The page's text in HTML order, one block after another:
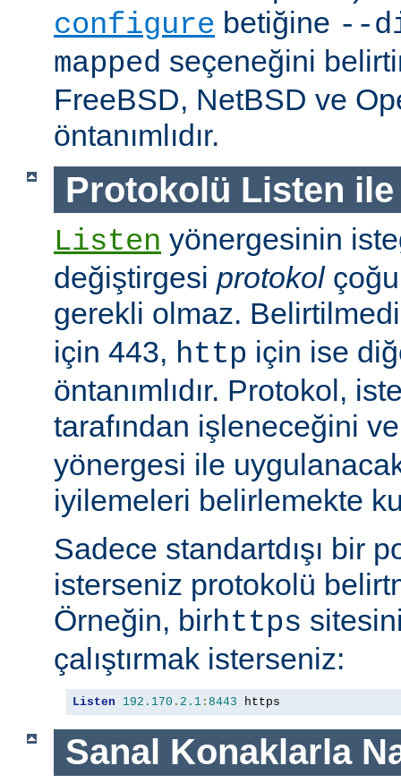
configure betiğine --
mapped seçeneğini
FreeBSD, NetBSD ve
öntanımlıdır.
Protokolü Listen
Listen yönergesinin
değiştirgesi protokolçoğu
gerekli olmaz.
için 443, http için ise
öntanımlıdır. Protokol,
tarafından işleneceğini
yönergesi ile
iyilemeleri belirlemekte
Sadece standartdışı bir
isterseniz protokolü
Örneğin, birhttps
çalıştırmak isterseniz:
Listen 192.170 . 2.1 : 8443 https
Sanal Konaklarla